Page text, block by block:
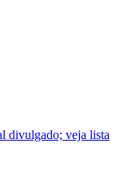
Moraes nega